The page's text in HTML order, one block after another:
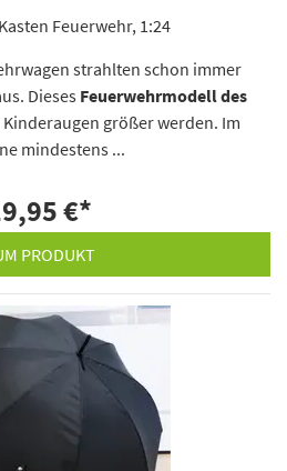
Feuerwehr, 1:24
strahlten schon immer
Dieses Feuerwehrmodell des
größer werden. Im
mindestens ...
€*
PRODUKT